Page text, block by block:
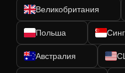
Великобритания
Польша
Австралия